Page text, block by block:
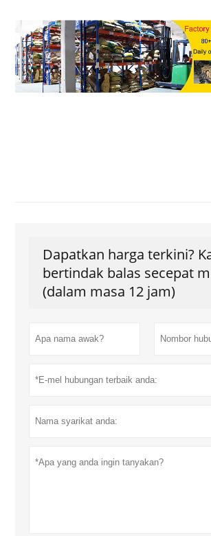
Dapatkan harga terkini?
bertindak balas secepat
(dalam masa 12 jam)